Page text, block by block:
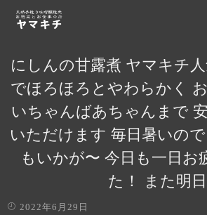
にしんの甘露煮 ヤマキチ
でほろほろとやわらかく
いちゃんばあちゃんまで
いただけます 毎日暑いの
もいかが〜 今日も一日お
た！ また明日
2022年6月29日